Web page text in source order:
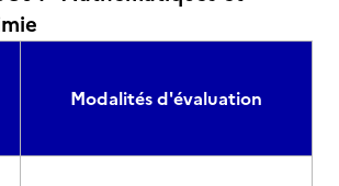
Modalités d'évaluation